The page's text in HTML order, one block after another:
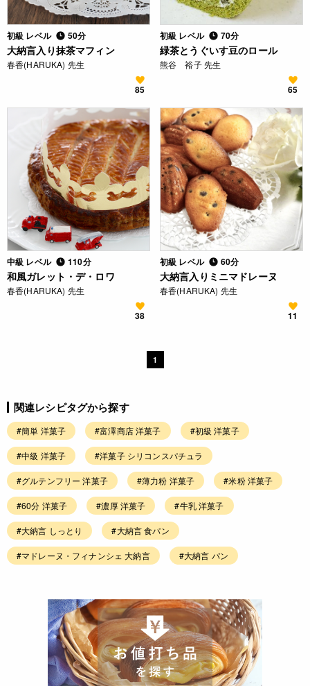
初級 レベル 50分
大納言入り抹茶マフィン
春香(HARUKA) 先生
85
初級 レベル 70分
緑茶とうぐいす豆のロール
熊谷 裕子 先生
65
中級 レベル 110分
和風ガレット・デ・ロワ
春香(HARUKA) 先生
38
初級 レベル 60分
大納言入りミニマドレーヌ
春香(HARUKA) 先生
11
1
関連レシピタグから探す
#簡単 洋菓子 #富澤商店 洋菓子 #初級 洋菓子
#中級 洋菓子 #洋菓子 シリコンスパチュラ
#グルテンフリー 洋菓子 #薄力粉 洋菓子 #米粉 洋菓子
#60分 洋菓子 #濃厚 洋菓子 #牛乳 洋菓子
#大納言 しっとり #大納言 食パン
#マドレーヌ・フィナンシェ 大納言 #大納言 パン